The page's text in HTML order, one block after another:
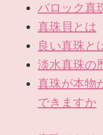
バロック真
真珠貝とは
良い真珠と
淡水真珠の
真珠が本物
できますか